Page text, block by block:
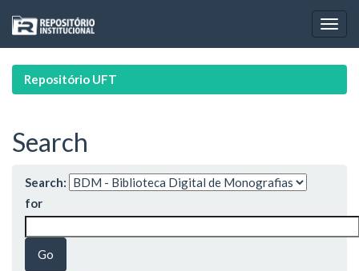
navigation
Repositório UFT
Search
Search:
for